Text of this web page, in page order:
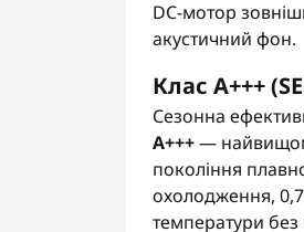
DC-мотор
акустичний фон.
Клас A+++
Сезонна
A+++—
покоління
охолодження,
температури без